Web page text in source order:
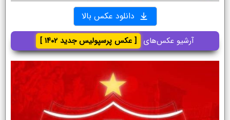
دانلود عکس بالا
آرشیو عکس‌های [ عکس پرسپولیس جدید ۱۴۰۲ ]